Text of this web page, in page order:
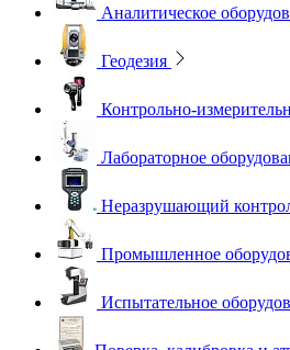
Аналитическое
Геодезия
Контрольно-
Лабораторное
Неразрушающий
Промышленное
Испытательное